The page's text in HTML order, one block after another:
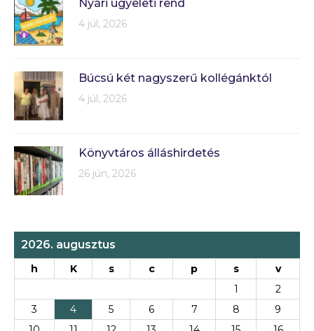
Nyári ügyeleti rend
4 júl, 2026
Búcsú két nagyszerű kollégánktól
4 júl, 2026
Könyvtáros álláshirdetés
26 jún, 2026
2026. augusztus
h K s c p s
v
1
2
3
4 5 6 7 8
9